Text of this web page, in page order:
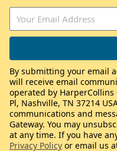
By submitting your email
will receive email
operated by
Pl, Nashville, TN 37214
communications and
Gateway. You may
at any time. If you have
Privacy Policy or email us